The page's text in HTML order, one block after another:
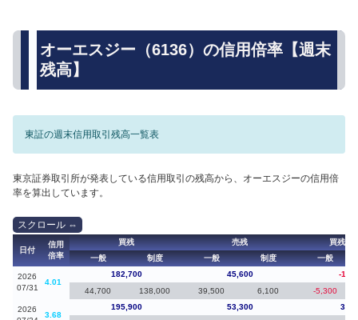
オーエスジー（6136）の信用倍率【週末
残高】
東証の週末信用取引残高一覧表
東京証券取引所が発表している信用取引の残高から、オーエスジーの信用倍
率を算出しています。
日付
信用
倍率
買残 売残
買残（
一般
制度 一般 制度 一般
2026
07/31
4.01
182,700 45,600
-
44,700
138,000 39,500 6,100 -5,300
2026
3.68
195,900 53,300